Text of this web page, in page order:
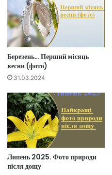
Березень… Перший місяць
весни (фото)
31.03.2024
Липень 2025. Фото природи
після дощу